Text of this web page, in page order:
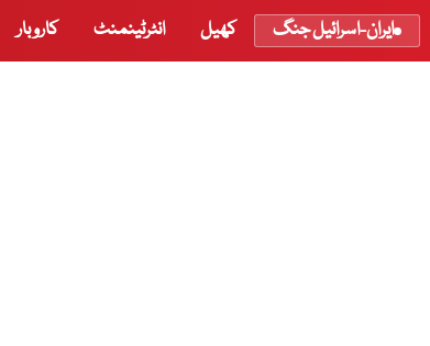
ایران-اسرائیل جنگ کھیل انٹرٹینمنٹ کاروبار